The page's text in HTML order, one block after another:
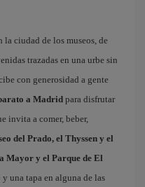
la ciudad de los museos, de
trazadas en una urbe sin
con generosidad a gente
a Madrid para disfrutar
invita a comer, beber,
del Prado, el Thyssen y el
Mayor y el Parque de El
una tapa en alguna de las